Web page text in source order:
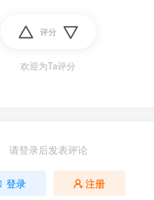
评分
欢迎为Ta评分
请登录后发表评论
登录 注册